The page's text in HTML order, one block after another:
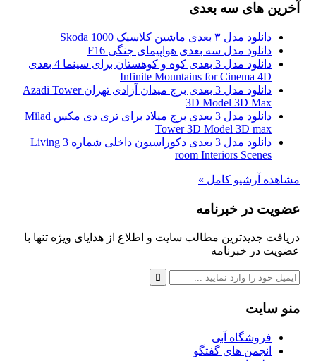
آخرین های سه بعدی
دانلود مدل ۳ بعدی ماشین کلاسیک Skoda 1000
دانلود مدل سه بعدی هواپیمای جنگی F16
دانلود مدل 3 بعدی کوه و کوهستان برای سینما 4 بعدی
Infinite Mountains for Cinema 4D
دانلود مدل 3 بعدی برج میدان آزادی تهران Azadi Tower
3D Model 3D Max
دانلود مدل 3 بعدی برج میلاد برای تری دی مکس Milad
Tower 3D Model 3D max
دانلود مدل 3 بعدی دکوراسیون داخلی شماره 3 Living
room Interiors Scenes
مشاهده آرشیو کامل »
عضویت در خبرنامه
دریافت جدیدترین مطالب سایت و اطلاع از هدایای ویژه تنها با
عضویت در خبرنامه
منو سایت
فروشگاه آبی
انجمن های گفتگو